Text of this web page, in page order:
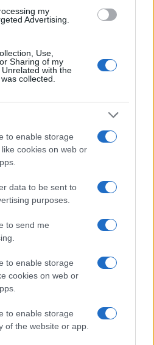
my
Advertising.
Use,
Sharing of my
with the
collected.
to enable storage
cookies on web or
data to be sent to
purposes.
to send me
to enable storage
cookies on web or
to enable storage
of the website or app.
investimentos diversificada e